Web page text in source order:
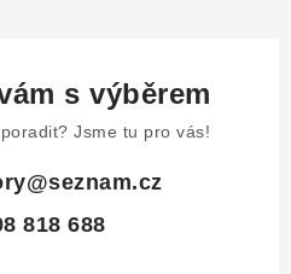
s výběrem
Jsme tu pro vás!
@seznam.cz
818 688